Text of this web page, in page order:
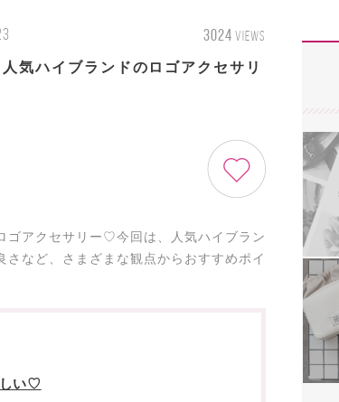
3024 VIEWS
気ハイブランドのロゴアクセサリ
ゴアクセサリー♡今回は、人気ハイブラン
さなど、さまざまな観点からおすすめポイ
い♡